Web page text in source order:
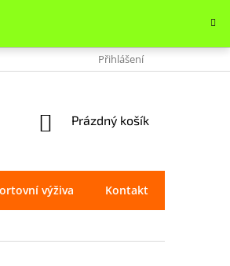
REKLAMACE OCHRANA
Přihlášení
NÁKUPNÍ
Prázdný košík
výživa Kontakt